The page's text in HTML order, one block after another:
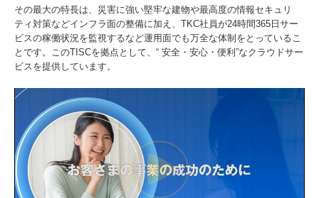
その最大の特長は、災害に強い堅牢な建物や最高度の情報セキュリ
ティ対策などインフラ面の整備に加え、TKC社員が24時間365日サー
ビスの稼働状況を監視するなど運用面でも万全な体制をとっているこ
とです。このTISCを拠点として、“ 安全・安心・便利”なクラウドサー
ビスを提供しています。